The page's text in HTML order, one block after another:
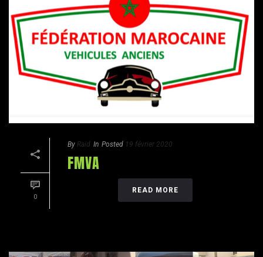
0
By Raid In Posted 19 février 2020
FMVA
READ MORE